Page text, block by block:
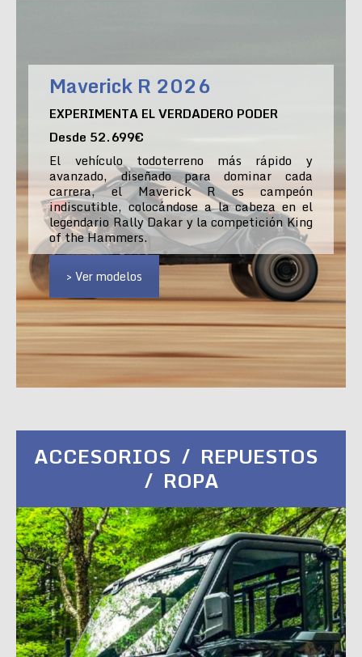
Maverick R 2026
EXPERIMENTA EL VERDADERO PODER
Desde 52.699€
El vehículo todoterreno más rápido y
avanzado, diseñado para dominar cada
carrera, el Maverick R es campeón
indiscutible, colocándose a la cabeza en el
legendario Rally Dakar y la competición King
of the Hammers.
> Ver modelos
ACCESORIOS / REPUESTOS
/ ROPA